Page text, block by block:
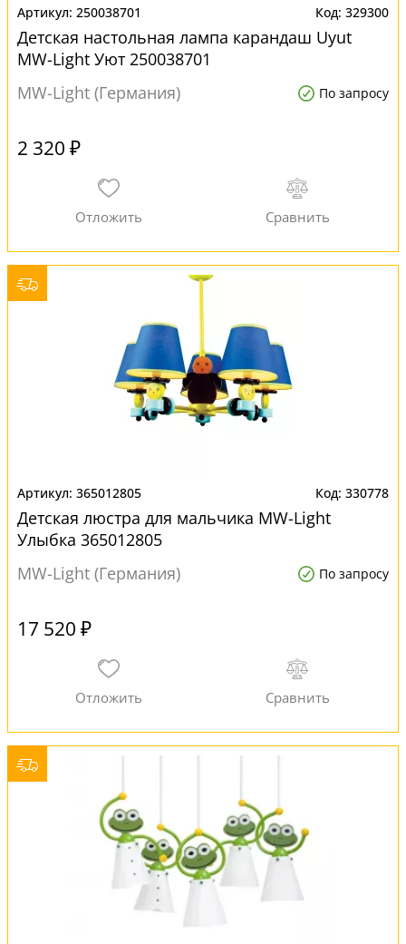
250038701 329300
Детская настольная лампа карандаш Uyut
MW-Light Уют 250038701
MW-Light (Германия)
По запросу
2 320 ₽
365012805 330778
Детская люстра для мальчика MW-Light
Улыбка 365012805
MW-Light (Германия)
По запросу
17 520 ₽